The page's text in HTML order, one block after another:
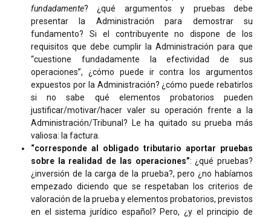
fundadamente? ¿qué argumentos y pruebas debe
presentar la Administración para demostrar su
fundamento? Si el contribuyente no dispone de los
requisitos que debe cumplir la Administración para que
“cuestione fundadamente la efectividad de sus
operaciones”, ¿cómo puede ir contra los argumentos
expuestos por la Administración? ¿cómo puede rebatirlos
si no sabe qué elementos probatorios pueden
justificar/motivar/hacer valer su operación frente a la
Administración/Tribunal? Le ha quitado su prueba más
valiosa: la factura.
“corresponde al obligado tributario aportar pruebas
sobre la realidad de las operaciones”: ¿qué pruebas?
¿inversión de la carga de la prueba?, pero ¿no habíamos
empezado diciendo que se respetaban los criterios de
valoración de la prueba y elementos probatorios, previstos
en el sistema jurídico español? Pero, ¿y el principio de